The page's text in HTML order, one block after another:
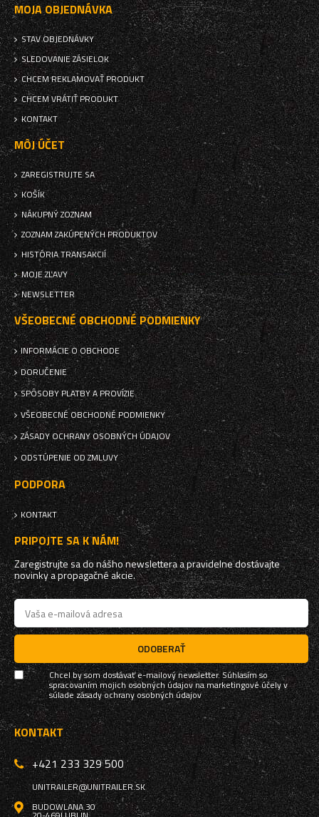
MOJA OBJEDNÁVKA
STAV OBJEDNÁVKY
SLEDOVANIE ZÁSIELOK
CHCEM REKLAMOVAŤ PRODUKT
CHCEM VRÁTIŤ PRODUKT
KONTAKT
MÔJ ÚČET
ZAREGISTRUJTE SA
KOŠÍK
NÁKUPNÝ ZOZNAM
ZOZNAM ZAKÚPENÝCH PRODUKTOV
HISTÓRIA TRANSAKCIÍ
MOJE ZĽAVY
NEWSLETTER
VŠEOBECNÉ OBCHODNÉ PODMIENKY
INFORMÁCIE O OBCHODE
DORUČENIE
SPÔSOBY PLATBY A PROVÍZIE
VŠEOBECNÉ OBCHODNÉ PODMIENKY
ZÁSADY OCHRANY OSOBNÝCH ÚDAJOV
ODSTÚPENIE OD ZMLUVY
PODPORA
KONTAKT
PRIPOJTE SA K NÁM!
Zaregistrujte sa do nášho newslettera a pravidelne dostávajte
novinky a propagačné akcie.
ODOBERAŤ
Chcel by som dostávať e-mailový newsletter. Súhlasím so
spracovaním mojich osobných údajov na marketingové účely v
súladezásady ochrany osobných údajov
KONTAKT
+421 233 329 500
UNITRAILER@UNITRAILER.SK
BUDOWLANA 30